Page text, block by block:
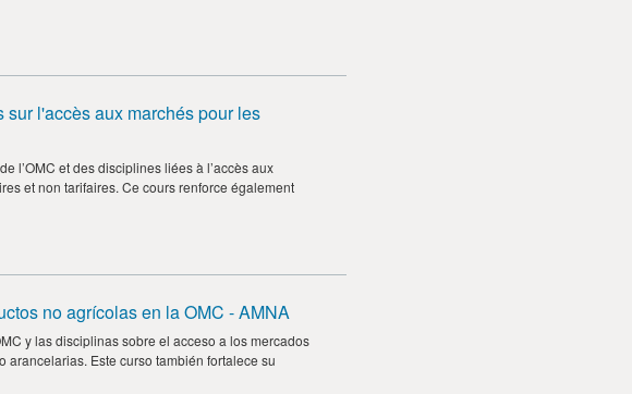
l'accès aux marchés pour les
l’OMC et des disciplines liées à l’accès aux
et non tarifaires. Ce cours renforce également
no agrícolas en la OMC - AMNA
y las disciplinas sobre el acceso a los mercados
Este curso también fortalece su